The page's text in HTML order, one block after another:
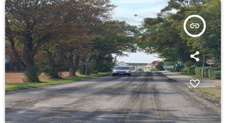
insert_link